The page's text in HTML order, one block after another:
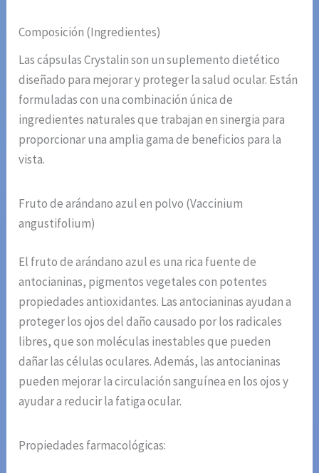
Composición (Ingredientes)
Las cápsulas Crystalin son un suplemento dietético
diseñado para mejorar y proteger la salud ocular. Están
formuladas con una combinación única de
ingredientes naturales que trabajan en sinergia para
proporcionar una amplia gama de beneficios para la
vista.
Fruto de arándano azul en polvo (Vaccinium
angustifolium)
El fruto de arándano azul es una rica fuente de
antocianinas, pigmentos vegetales con potentes
propiedades antioxidantes. Las antocianinas ayudan a
proteger los ojos del daño causado por los radicales
libres, que son moléculas inestables que pueden
dañar las células oculares. Además, las antocianinas
pueden mejorar la circulación sanguínea en los ojos y
ayudar a reducir la fatiga ocular.
Propiedades farmacológicas: